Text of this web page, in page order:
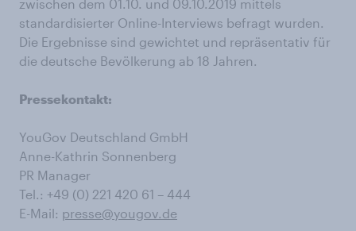
zwischen dem 01.10. und 09.10.2019 mittels
standardisierter Online-Interviews befragt wurden.
Die Ergebnisse sind gewichtet und repräsentativ für
die deutsche Bevölkerung ab 18 Jahren.
Pressekontakt:
YouGov Deutschland GmbH
Anne-Kathrin Sonnenberg
PR Manager
Tel.: +49 (0) 221 420 61 – 444
E-Mail: presse@yougov.de